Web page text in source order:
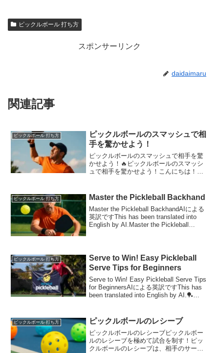
ピックルボール 打ち方
スポンサーリンク
daidaimaru
関連記事
ピックルボール 打ち方
ピックルボールのスマッシュで相
手を驚かせよう！
ピックルボールのスマッシュで相手を驚
かせよう！🔥ピックルボールのスマッシ
ュで相手を驚かせよう！こんにちは！記
ールのスマッシュは、ボールがネット近
ピックルボール 打ち方 Master the Pickleball Backhand
Master the Pickleball BackhandAIによる
英訳ですThis has been translated into
English by AI.Master the Pickleball
ピックルボール 打ち方
Serve to Win! Easy Pickleball
Serve Tips for Beginners
Serve to Win! Easy Pickleball Serve Tips
for BeginnersAIによる英訳ですThis has
been translated into English by AI.🏓
ピックルボール 打ち方 ピックルボールのレシーブ
ピックルボールのレシーブピックルボー
ルのレシーブを極めて試合を制す！ピッ
クルボールのレシーブは、相手のサーブ